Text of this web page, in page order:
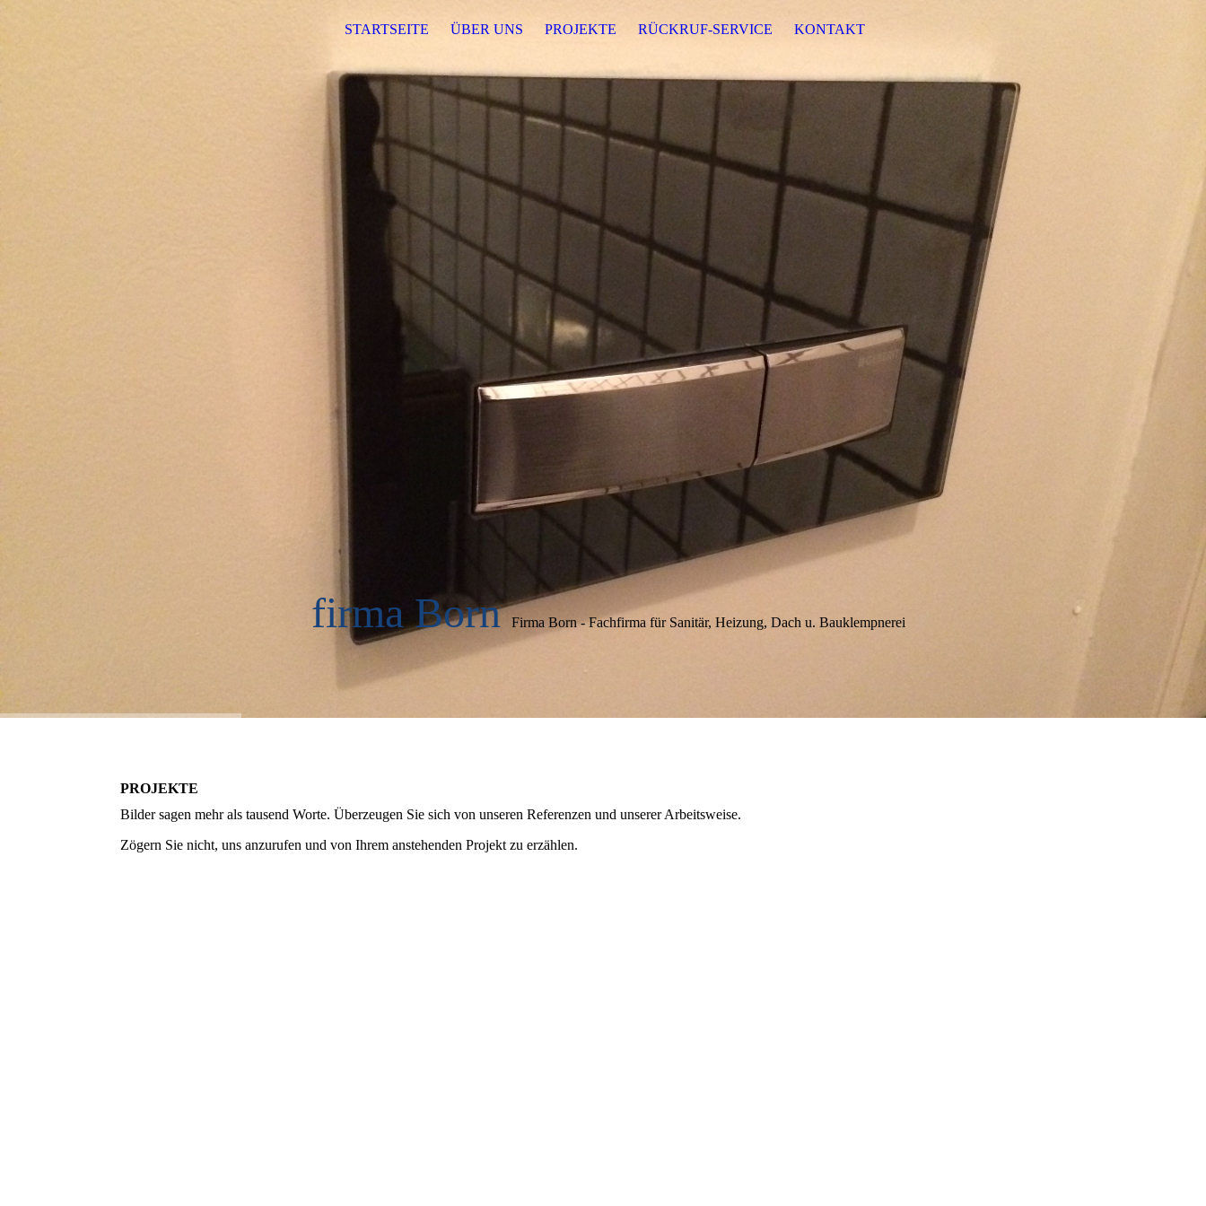
STARTSEITE ÜBER UNS PROJEKTE RÜCKRUF-SERVICE KONTAKT
firma Born Firma Born - Fachfirma für Sanitär, Heizung, Dach u. Bauklempnerei
PROJEKTE
Bilder sagen mehr als tausend Worte. Überzeugen Sie sich von unseren Referenzen und unserer Arbeitsweise.
Zögern Sie nicht, uns anzurufen und von Ihrem anstehenden Projekt zu erzählen.